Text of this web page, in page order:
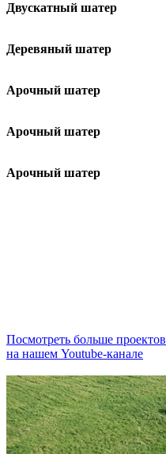
Двускатный шатер
Деревяный шатер
Арочный шатер
Арочный шатер
Арочный шатер
Посмотреть больше проектов
на нашем Youtube-канале